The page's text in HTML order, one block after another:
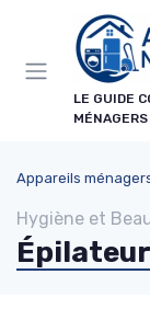
LE GUIDE
MÉNAGERS
Appareils
Hygiène et
Panneau de